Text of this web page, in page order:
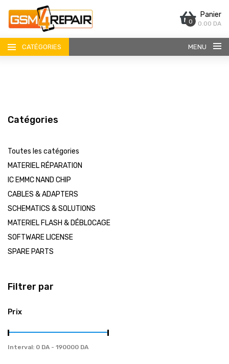
0
Panier
0.00 DA
CATÉGORIES MENU
BOUTIQUE
العربية
gsm4repair@gmail.com
Catégories
Toutes les catégories
MATERIEL RÉPARATION
IC EMMC NAND CHIP
CABLES & ADAPTERS
SCHEMATICS & SOLUTIONS
MATERIEL FLASH & DÉBLOCAGE
SOFTWARE LICENSE
SPARE PARTS
Filtrer par
Prix
Interval: